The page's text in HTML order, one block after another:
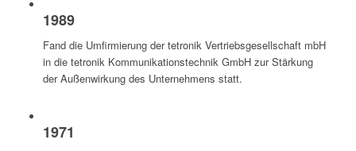
1989
Fand die Umfirmierung der tetronik Vertriebsgesellschaft mbH
in die tetronik Kommunikationstechnik GmbH zur Stärkung
der Außenwirkung des Unternehmens statt.
1971